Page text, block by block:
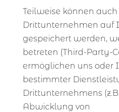
Teilweise können auch
Drittunternehmen auf
gespeichert werden,
betreten (Third-Party-
ermöglichen uns oder
bestimmter
Drittunternehmens
Abwicklung von